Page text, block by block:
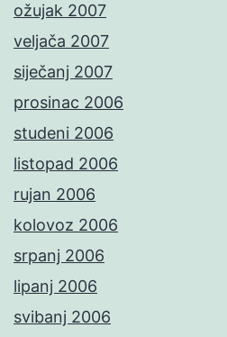
ožujak 2007
veljača 2007
siječanj 2007
prosinac 2006
studeni 2006
listopad 2006
rujan 2006
kolovoz 2006
srpanj 2006
lipanj 2006
svibanj 2006